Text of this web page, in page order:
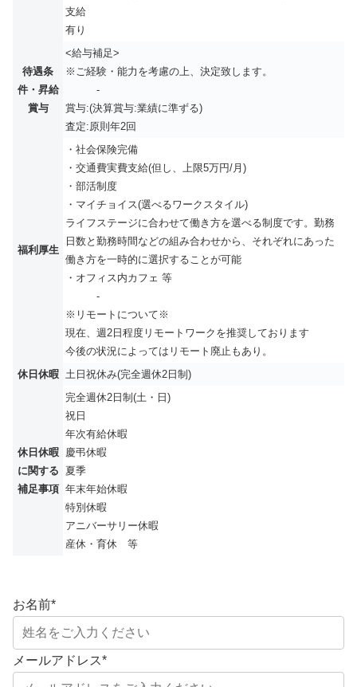
支給
有り
待遇条
件・昇給
賞与
<給与補足>
※ご経験・能力を考慮の上、決定致します。
-
賞与:(決算賞与:業績に準ずる)
査定:原則年2回
福利厚生
・社会保険完備
・交通費実費支給(但し、上限5万円/月)
・部活制度
・マイチョイス(選べるワークスタイル)
ライフステージに合わせて働き方を選べる制度です。勤務
日数と勤務時間などの組み合わせから、それぞれにあった
働き方を一時的に選択することが可能
・オフィス内カフェ 等
-
※リモートについて※
現在、週2日程度リモートワークを推奨しております
今後の状況によってはリモート廃止もあり。
休日休暇
土日祝休み(完全週休2日制)
休日休暇
に関する
補足事項
完全週休2日制(土・日)
祝日
年次有給休暇
慶弔休暇
夏季
年末年始休暇
特別休暇
アニバーサリー休暇
産休・育休 等
お名前*
メールアドレス*